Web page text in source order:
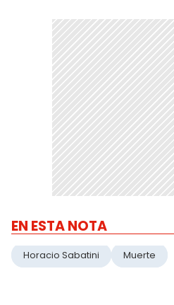
EN ESTA NOTA
Horacio Sabatini Muerte